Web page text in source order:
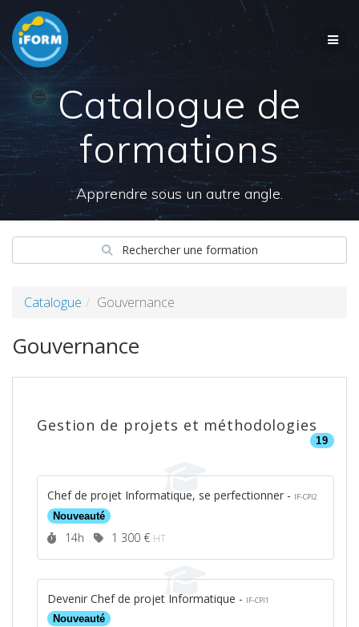
content
Catalogue de
formations
Apprendre sous un autre angle.
Rechercher une formation
Catalogue Gouvernance
Gouvernance
Gestion de projets et méthodologies
19
Chef de projet Informatique, se perfectionner - IF-CPI2
Nouveauté
Durée :
14h Prix :
1 300 € HT
Devenir Chef de projet Informatique - IF-CPI1
Nouveauté